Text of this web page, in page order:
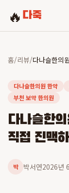
🔥 다죽
홈/리뷰/
다나슬한의원 한약
부천 보약 한의원
다나슬한
직접 진맥
박 박서연2026년